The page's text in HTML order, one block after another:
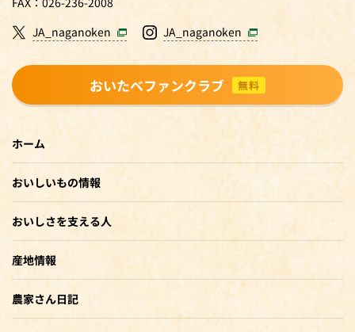
JA_naganoken
JA_naganoken
おいたべファンクラブ 無料
ホーム
おいしいもの情報
おいしさを支える人
産地情報
農家さん日記